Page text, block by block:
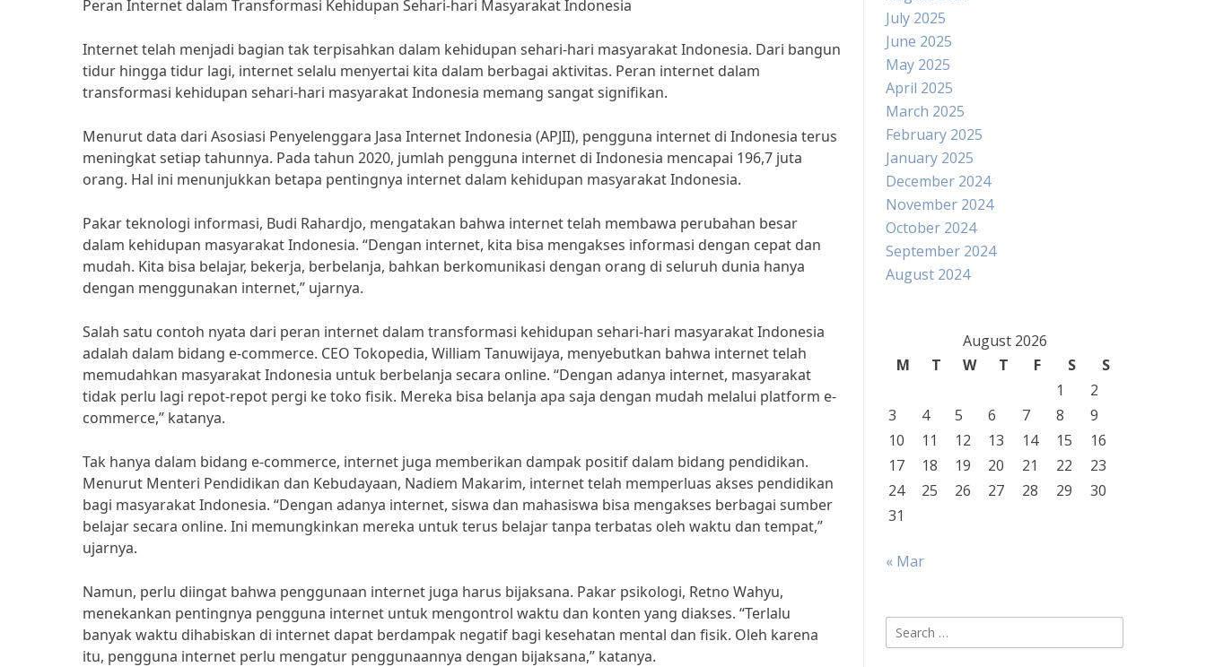
Peran Internet dalam Transformasi Kehidupan Sehari-hari Masyarakat Indonesia
Internet telah menjadi bagian tak terpisahkan dalam kehidupan sehari-hari masyarakat Indonesia. Dari bangun
tidur hingga tidur lagi, internet selalu menyertai kita dalam berbagai aktivitas. Peran internet dalam
transformasi kehidupan sehari-hari masyarakat Indonesia memang sangat signifikan.
Menurut data dari Asosiasi Penyelenggara Jasa Internet Indonesia (APJII), pengguna internet di Indonesia terus
meningkat setiap tahunnya. Pada tahun 2020, jumlah pengguna internet di Indonesia mencapai 196,7 juta
orang. Hal ini menunjukkan betapa pentingnya internet dalam kehidupan masyarakat Indonesia.
Pakar teknologi informasi, Budi Rahardjo, mengatakan bahwa internet telah membawa perubahan besar
dalam kehidupan masyarakat Indonesia. “Dengan internet, kita bisa mengakses informasi dengan cepat dan
mudah. Kita bisa belajar, bekerja, berbelanja, bahkan berkomunikasi dengan orang di seluruh dunia hanya
dengan menggunakan internet,” ujarnya.
Salah satu contoh nyata dari peran internet dalam transformasi kehidupan sehari-hari masyarakat Indonesia
adalah dalam bidang e-commerce. CEO Tokopedia, William Tanuwijaya, menyebutkan bahwa internet telah
memudahkan masyarakat Indonesia untuk berbelanja secara online. “Dengan adanya internet, masyarakat
tidak perlu lagi repot-repot pergi ke toko fisik. Mereka bisa belanja apa saja dengan mudah melalui platform e-
commerce,” katanya.
Tak hanya dalam bidang e-commerce, internet juga memberikan dampak positif dalam bidang pendidikan.
Menurut Menteri Pendidikan dan Kebudayaan, Nadiem Makarim, internet telah memperluas akses pendidikan
bagi masyarakat Indonesia. “Dengan adanya internet, siswa dan mahasiswa bisa mengakses berbagai sumber
belajar secara online. Ini memungkinkan mereka untuk terus belajar tanpa terbatas oleh waktu dan tempat,”
ujarnya.
Namun, perlu diingat bahwa penggunaan internet juga harus bijaksana. Pakar psikologi, Retno Wahyu,
menekankan pentingnya pengguna internet untuk mengontrol waktu dan konten yang diakses. “Terlalu
banyak waktu dihabiskan di internet dapat berdampak negatif bagi kesehatan mental dan fisik. Oleh karena
itu, pengguna internet perlu mengatur penggunaannya dengan bijaksana,” katanya.
July 2025
June 2025
May 2025
April 2025
March 2025
February 2025
January 2025
December 2024
November 2024
October 2024
September 2024
August 2024
August 2026
M
T W T F S
S
1
2
3
4 5 6 7 8
9
10
11 12 13 14 15
16
17
18 19 20 21 22
23
24
25 26 27 28 29
30
31
« Mar
Search
for: